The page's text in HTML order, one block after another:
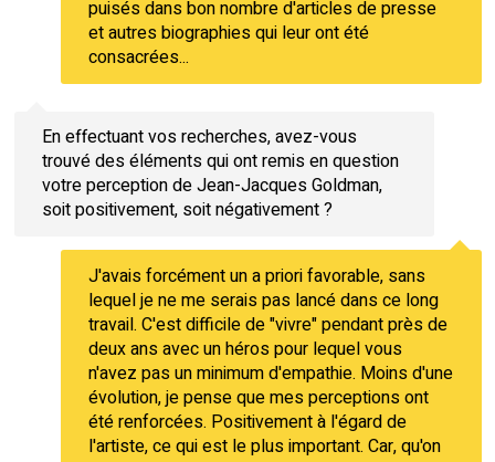
puisés dans bon nombre d'articles de presse
et autres biographies qui leur ont été
consacrées...
En effectuant vos recherches, avez-vous
trouvé des éléments qui ont remis en question
votre perception de Jean-Jacques Goldman,
soit positivement, soit négativement ?
J'avais forcément un a priori favorable, sans
lequel je ne me serais pas lancé dans ce long
travail. C'est difficile de "vivre" pendant près de
deux ans avec un héros pour lequel vous
n'avez pas un minimum d'empathie. Moins d'une
évolution, je pense que mes perceptions ont
été renforcées. Positivement à l'égard de
l'artiste, ce qui est le plus important. Car, qu'on